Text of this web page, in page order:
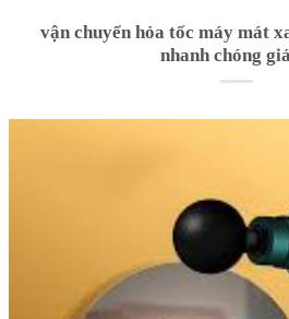
vận chuyển hỏa tốc máy mát
nhanh chóng